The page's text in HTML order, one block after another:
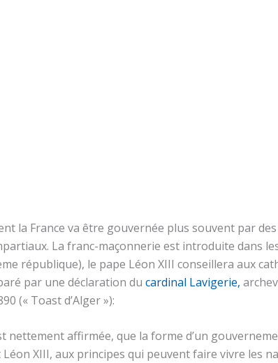
la France va être gouvernée plus souvent par
La franc-maçonnerie est introduite dans
république), le pape Léon XIII conseillera aux
par une déclaration du cardinal Lavigerie,
(« Toast d’Alger »):
nettement affirmée, que la forme d’un
XIII, aux principes qui peuvent faire vivre les